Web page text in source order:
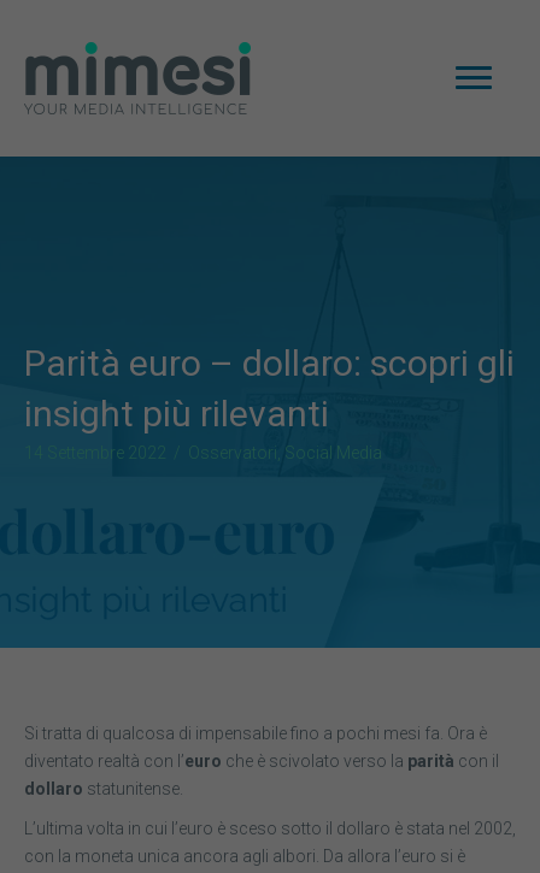
Parità euro – dollaro: scopri gli
insight più rilevanti
14 Settembre 2022 Osservatori Social Media
Si tratta di qualcosa di impensabile fino a pochi mesi fa. Ora è
diventato realtà con l’euro che è scivolato verso la parità con il
dollaro statunitense.
L’ultima volta in cui l’euro è sceso sotto il dollaro è stata nel 2002,
con la moneta unica ancora agli albori. Da allora l’euro si è